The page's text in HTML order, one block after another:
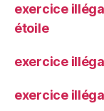
exercice
étoile
exercice
exercice